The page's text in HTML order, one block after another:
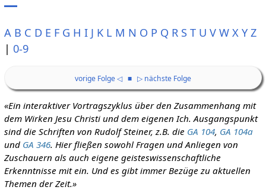
A B C D E F G H I J K L M N O P Q R S T U V W X Y Z
| 0-9
vorige Folge ◁ ■ ▷ nächste Folge
«Ein interaktiver Vortragszyklus über den Zusammenhang mit
dem Wirken Jesu Christi und dem eigenen Ich. Ausgangspunkt
sind die Schriften von Rudolf Steiner, z.B. die GA 104, GA 104a
und GA 346. Hier fließen sowohl Fragen und Anliegen von
Zuschauern als auch eigene geisteswissenschaftliche
Erkenntnisse mit ein. Und es gibt immer Bezüge zu aktuellen
Themen der Zeit.»